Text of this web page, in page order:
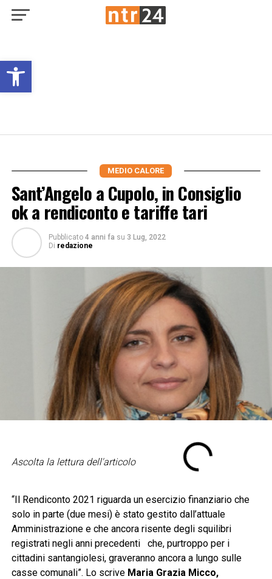
Open toolbar
MEDIO CALORE
Sant’Angelo a Cupolo, in Consiglio
ok a rendiconto e tariffe tari
Pubblicato 4 anni fa su 3 Lug, 2022
Di redazione
Ascolta la lettura dell'articolo
“Il Rendiconto 2021 riguarda un esercizio finanziario che
solo in parte (due mesi) è stato gestito dall’attuale
Amministrazione e che ancora risente degli squilibri
registrati negli anni precedenti che, purtroppo per i
cittadini santangiolesi, graveranno ancora a lungo sulle
casse comunali”. Lo scrive Maria Grazia Micco,